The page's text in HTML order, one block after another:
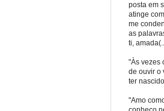
posta em
atinge
me
as
ti,
"Às vezes
de ouvir o
ter
"Amo